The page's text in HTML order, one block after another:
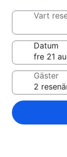
Vart
Datum
Gäster